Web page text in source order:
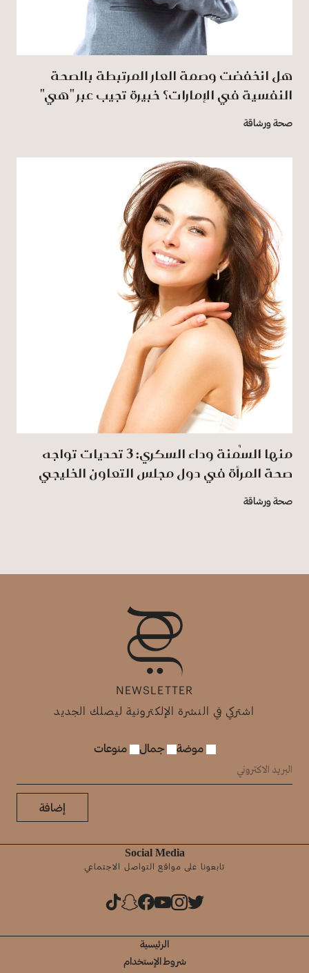
هل انخفضت وصمة العار المرتبطة بالصحة
النفسية في الإمارات؟ خبيرة تجيب عبر "هي"
صحة ورشاقة
منها السُمنة وداء السكري: 3 تحديات تواجه
صحة المرأة في دول مجلس التعاون الخليجي
صحة ورشاقة
NEWSLETTER
اشتركي في النشرة الإلكترونية ليصلك الجديد
موضة جمال منوعات
إضافة
Social Media
تابعونا على مواقع التواصل الاجتماعي
الرئيسية
شروط الإستخدام